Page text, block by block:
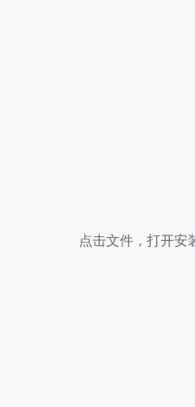
点击文件，打开安